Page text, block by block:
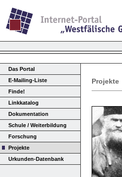
Das Portal
E-Mailing-Liste
Finde!
Linkkatalog
Dokumentation
Schule / Weiterbildung
Forschung
Projekte
Urkunden-Datenbank
Projekte